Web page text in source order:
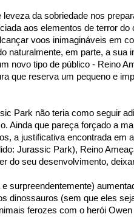
da sobriedade nos
aos elementos de terror
voos inimagináveis em
naturalmente, em parte, a
novo tipo de público - Reino
que reserva um pequeno e
Park não teria como seguir
Ainda que pareça forçado a
a justificativa encontrada
Jurassic Park), Reino
do seu desenvolvimento,
surpreendentemente)
dinossauros (sem que eles
ferozes com o herói